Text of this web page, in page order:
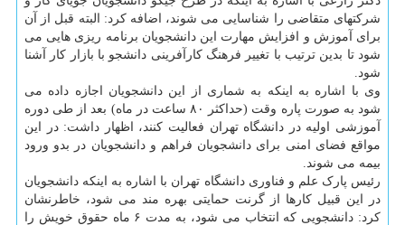
شرکتهای متقاضی را شناسایی می شوند، اضافه کرد: البته قبل از آن
برای آموزش و افزایش مهارت این دانشجویان برنامه ریزی هایی می
شود تا بدین ترتیب با تغییر فرهنگ کارآفرینی دانشجو با بازار کار آشنا
شود.
وی با اشاره به اینکه به شماری از این دانشجویان اجازه داده می
شود به صورت پاره وقت (حداکثر ۸۰ ساعت در ماه) بعد از طی دوره
آموزشی اولیه در دانشگاه تهران فعالیت کنند، اظهار داشت: در این
مواقع فضای امنی برای دانشجویان فراهم و دانشجویان در بدو ورود
بیمه می شوند.
رئیس پارک علم و فناوری دانشگاه تهران با اشاره به اینکه دانشجویان
در این قبیل کارها از گرنت حمایتی بهره مند می شود، خاطرنشان
کرد: دانشجویی که انتخاب می شود، به مدت ۶ ماه حقوق خویش را